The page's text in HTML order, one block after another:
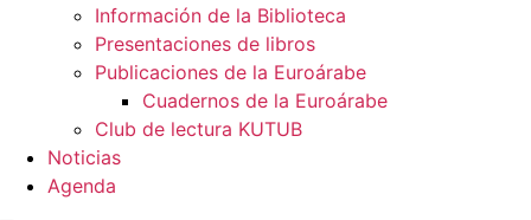
Información de la Biblioteca
Presentaciones de libros
Publicaciones de la Euroárabe
Cuadernos de la Euroárabe
Club de lectura KUTUB
Noticias
Agenda